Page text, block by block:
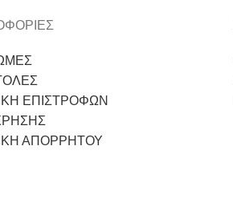
ΕΠΙΣΤΡΟΦΩΝ
ΑΠΟΡΡΗΤΟΥ